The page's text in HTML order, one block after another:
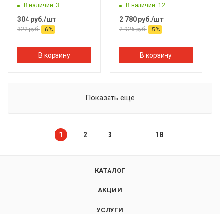
В наличии: 3
304 руб./шт
322руб. -6%
В корзину
(430/0,5мм)/
оцинкованный ф110/200
L=1м по воде #
В наличии: 12
2 780руб./шт
2 926руб. -5%
В корзину
Показать еще
1 2 3 18
КАТАЛОГ
АКЦИИ
УСЛУГИ